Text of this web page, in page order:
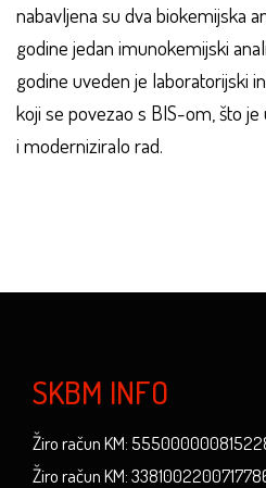
nabavljena su dva biokemijska
godine jedan imunokemijski
godine uveden je laboratorijski
koji se povezao s BIS-om, što
i moderniziralo rad.
SKBM INFO
Žiro račun KM:
Žiro račun KM: